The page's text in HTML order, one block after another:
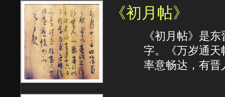
《初月帖》
《初月帖》是
字。《万岁通天
率意畅达，有晋